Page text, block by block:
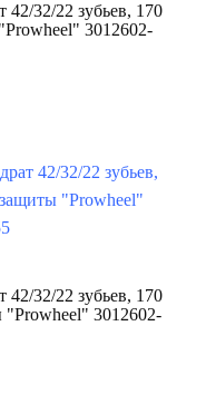
42/32/22 зубьев, 170
3012602-
42/32/22 зубьев, 170
3012602-